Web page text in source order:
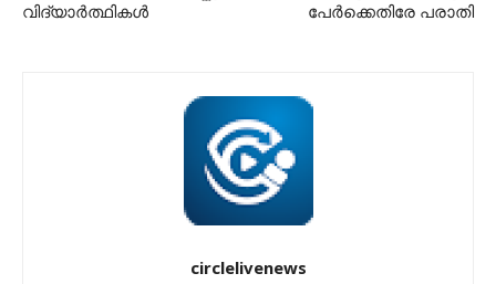
വിദ്യാർത്ഥികൾ
പേർക്കെതിരേ പരാതി
circlelivenews